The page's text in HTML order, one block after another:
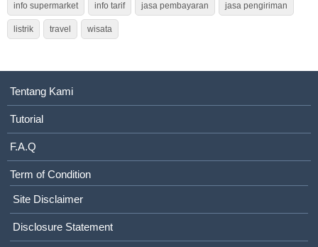
info supermarket info tarif jasa pembayaran jasa pengiriman
listrik travel wisata
Tentang Kami
Tutorial
F.A.Q
Term of Condition
Site Disclaimer
Disclosure Statement